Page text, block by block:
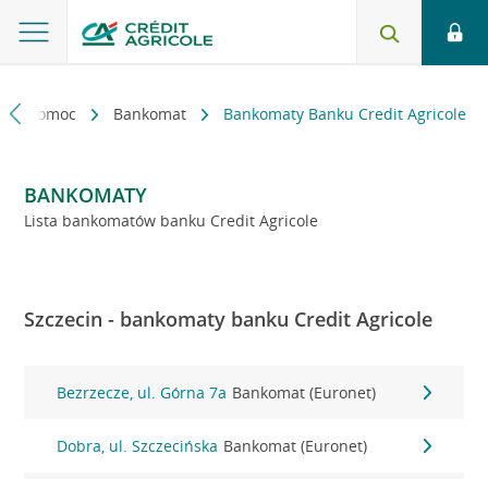
i pomoc Bankomat Bankomaty Banku Credit Agricole
BANKOMATY
Lista bankomatów banku Credit Agricole
Szczecin - bankomaty banku Credit Agricole
Bezrzecze, ul. Górna 7a Bankomat (Euronet)
Dobra, ul. Szczecińska Bankomat (Euronet)